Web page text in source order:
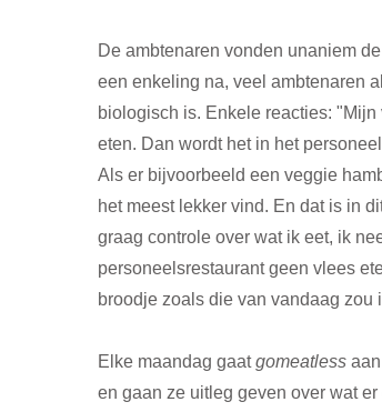
De ambtenaren vonden unaniem
een enkeling na, veel ambtenaren
biologisch is. Enkele reacties:
eten. Dan wordt het in het
Als er bijvoorbeeld een veggie
het meest lekker vind. En dat is in
graag controle over wat ik eet, ik
personeelsrestaurant geen vlees
broodje zoals die van vandaag zou
Elke maandag gaat gomeatless
en gaan ze uitleg geven over wat